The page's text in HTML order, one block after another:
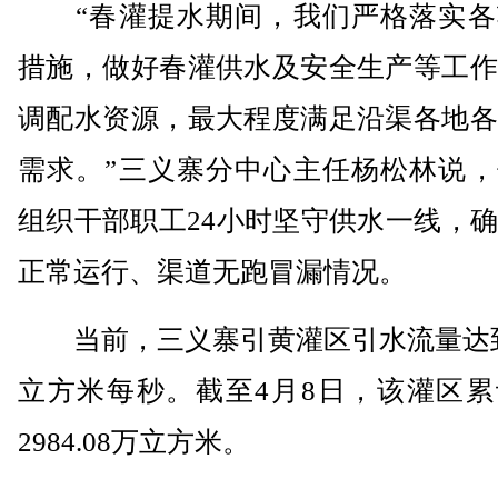
“春灌提水期间，我们严格落实各
措施，做好春灌供水及安全生产等工
调配水资源，最大程度满足沿渠各地
需求。”三义寨分中心主任杨松林说
组织干部职工24小时坚守供水一线，
正常运行、渠道无跑冒漏情况。
当前，三义寨引黄灌区引水流量达
立方米每秒。截至4月8日，该灌区
2984.08万立方米。